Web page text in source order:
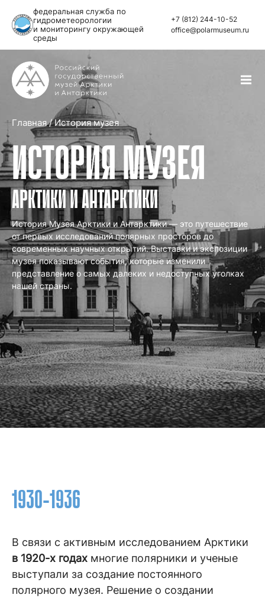
федеральная служба по
гидрометеорологии
и мониторингу окружающей
среды
+7 (812) 244-10-52
office@polarmuseum.ru
Главная/История музея
ИСТОРИЯ МУЗЕЯ
АРКТИКИ И АНТАРКТИКИ
История Музея Арктики и Антарктики — это путешествие
от первых исследований полярных просторов до
современных научных открытий. Выставки и экспозиции
музея показывают события, которые изменили
представление о самых далеких и недоступных уголках
нашей страны.
1930-1936
В связи с активным исследованием Арктики
в 1920-х годах многие полярники и ученые
выступали за создание постоянного
полярного музея. Решение о создании